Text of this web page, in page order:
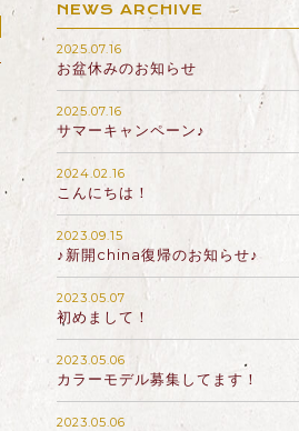
NEWS ARCHIVE
2025.07.16
お盆休みのお知らせ
2025.07.16
サマーキャンペーン♪
2024.02.16
こんにちは！
2023.09.15
♪新開china復帰のお知らせ♪
2023.05.07
初めまして！
2023.05.06
カラーモデル募集してます！
2023.05.06